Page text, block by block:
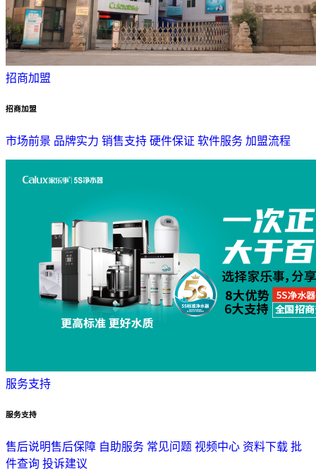
招商加盟
招商加盟
市场前景 品牌实力 销售支持 硬件保证 软件服务 加盟流程
服务支持
服务支持
售后说明售后保障 自助服务 常见问题 视频中心 资料下载 批
件查询 投诉建议